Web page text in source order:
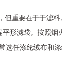
但重要在于于滤
形滤袋。按照
选任涤纶绒布和